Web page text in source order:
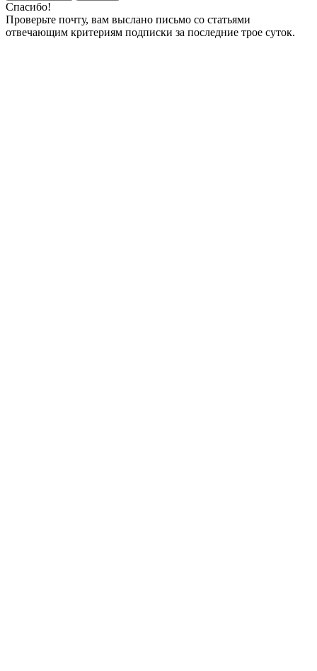
Спасибо!
Проверьте почту, вам выслано письмо со статьями
отвечающим критериям подписки за последние трое суток.